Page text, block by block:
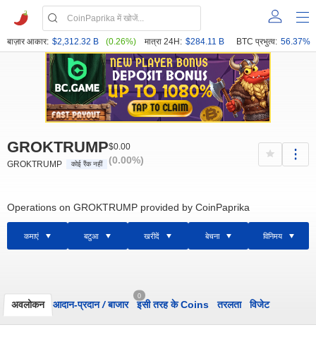
बाज़ार आकार: $2,312.32 B (0.26%) मात्रा 24H: $284.11 B BTC प्रभुत्व: 56.37%
GROKTRUMP
GROKTRUMP कोई रैंक नहीं
$0.00
(0.00%)
Operations on GROKTRUMP provided by CoinPaprika
कमाएं बटुआ खरीदें बेचना विनिमय
अवलोकन आदान-प्रदान/बाजार
0
इसी तरह के Coins तरलता विजेट